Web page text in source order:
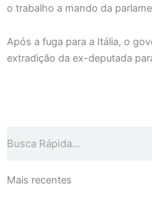
o trabalho a mando da
Após a fuga para a Itália, o
extradição da ex-deputada
Mais recentes